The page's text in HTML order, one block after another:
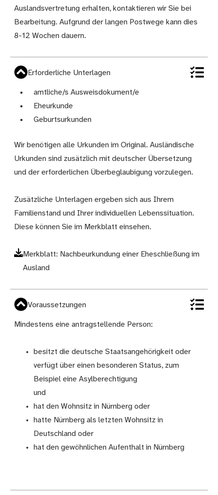
Auslandsvertretung erhalten, kontaktieren wir Sie bei
Bearbeitung. Aufgrund der langen Postwege kann dies
8-12 Wochen dauern.
Erforderliche Unterlagen
amtliche/s Ausweisdokument/e
Eheurkunde
Geburtsurkunden
Wir benötigen alle Urkunden im Original. Ausländische
Urkunden sind zusätzlich mit deutscher Übersetzung
und der erforderlichen Überbeglaubigung vorzulegen.
Zusätzliche Unterlagen ergeben sich aus Ihrem
Familienstand und Ihrer individuellen Lebenssituation.
Diese können Sie im Merkblatt einsehen.
Merkblatt: Nachbeurkundung einer Eheschließung im
Ausland
Voraussetzungen
Mindestens eine antragstellende Person:
besitzt die deutsche Staatsangehörigkeit oder
verfügt über einen besonderen Status, zum
Beispiel eine Asylberechtigung
und
hat den Wohnsitz in Nürnberg oder
hatte Nürnberg als letzten Wohnsitz in
Deutschland oder
hat den gewöhnlichen Aufenthalt in Nürnberg